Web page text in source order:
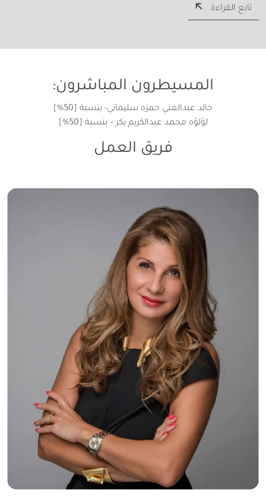
تابع القراءة
المسيطرون المباشرون:
خالد عبدالغني حمزه سليماني- بنسبة [50%]
لؤلؤه محمد عبدالكريم بكر – بنسبة [50%]
فريق العمل